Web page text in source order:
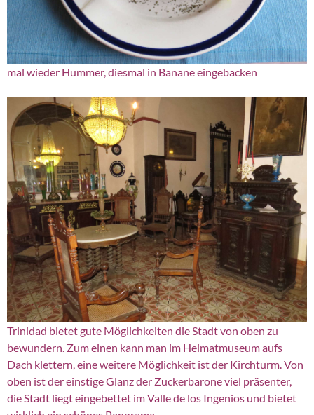
mal wieder Hummer, diesmal in Banane eingebacken
Trinidad bietet gute Möglichkeiten die Stadt von oben zu
bewundern. Zum einen kann man im Heimatmuseum aufs
Dach klettern, eine weitere Möglichkeit ist der Kirchturm. Von
oben ist der einstige Glanz der Zuckerbarone viel präsenter,
die Stadt liegt eingebettet im Valle de los Ingenios und bietet